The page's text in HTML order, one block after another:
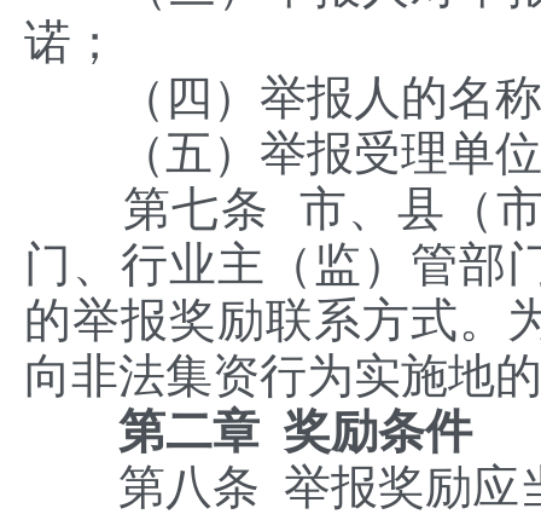
诺；
（四）举报人的名称
（五）举报受理单位
第七条 市、县（市
门、行业主（监）管部
的举报奖励联系方式。
向非法集资行为实施地
第二章 奖励条件
第八条 举报奖励应